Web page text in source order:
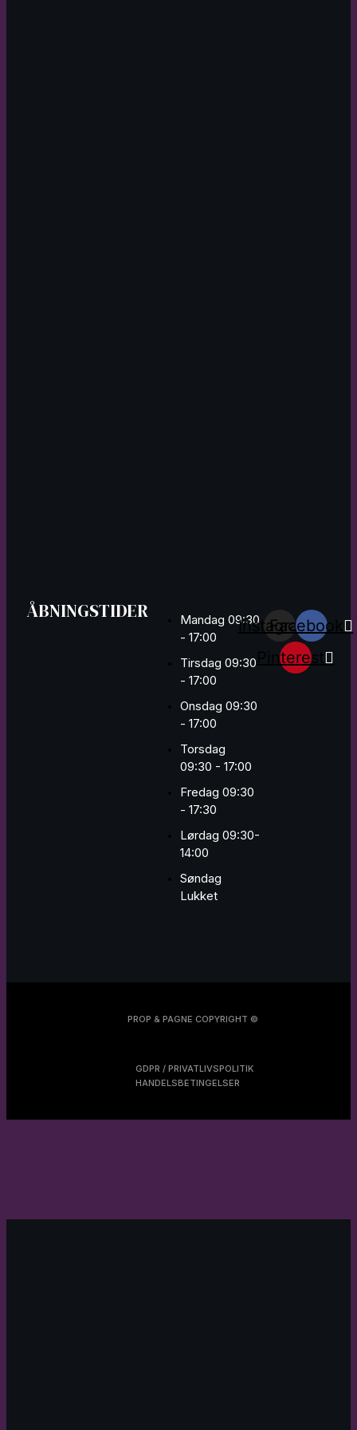
ÅBNINGSTIDER
Mandag 09:30
- 17:00
Tirsdag 09:30
- 17:00
Onsdag 09:30
- 17:00
Torsdag
09:30 - 17:00
Fredag 09:30
- 17:30
Lørdag 09:30-
14:00
Søndag
Lukket
Instagram
Facebook
Pinterest
PROP & PAGNE COPYRIGHT ©
GDPR / PRIVATLIVSPOLITIK
HANDELSBETINGELSER